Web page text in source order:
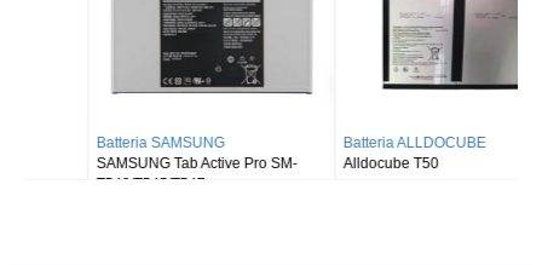
Batteria SAMSUNG
SAMSUNG Tab Active Pro SM-
T540/T545/T547
Batteria ALLDOCUBE
Alldocube T50